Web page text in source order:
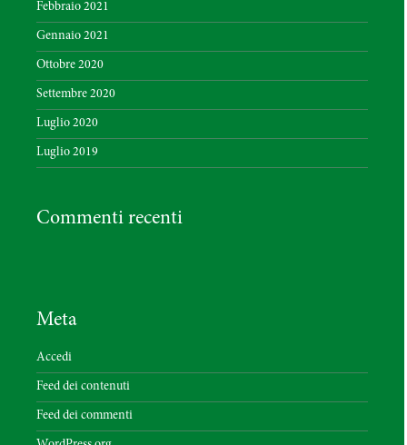
Febbraio 2021
Gennaio 2021
Ottobre 2020
Settembre 2020
Luglio 2020
Luglio 2019
Commenti recenti
Meta
Accedi
Feed dei contenuti
Feed dei commenti